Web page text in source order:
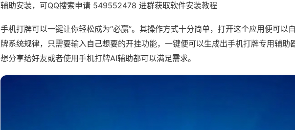
辅助安装，可QQ搜索申请 549552478 进群获取软件安装教程
手机打牌可以一键让你轻松成为“必赢”。其操作方式十分简单，打开这个应用便可以
牌系统规律，只需要输入自己想要的开挂功能，一键便可以生成出手机打牌专用辅助
想分享给好友或者使用手机打牌AI辅助都可以满足需求。